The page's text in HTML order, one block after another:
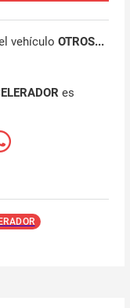
vehículo OTROS...
es